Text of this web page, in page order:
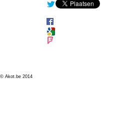
© Akot.be 2014